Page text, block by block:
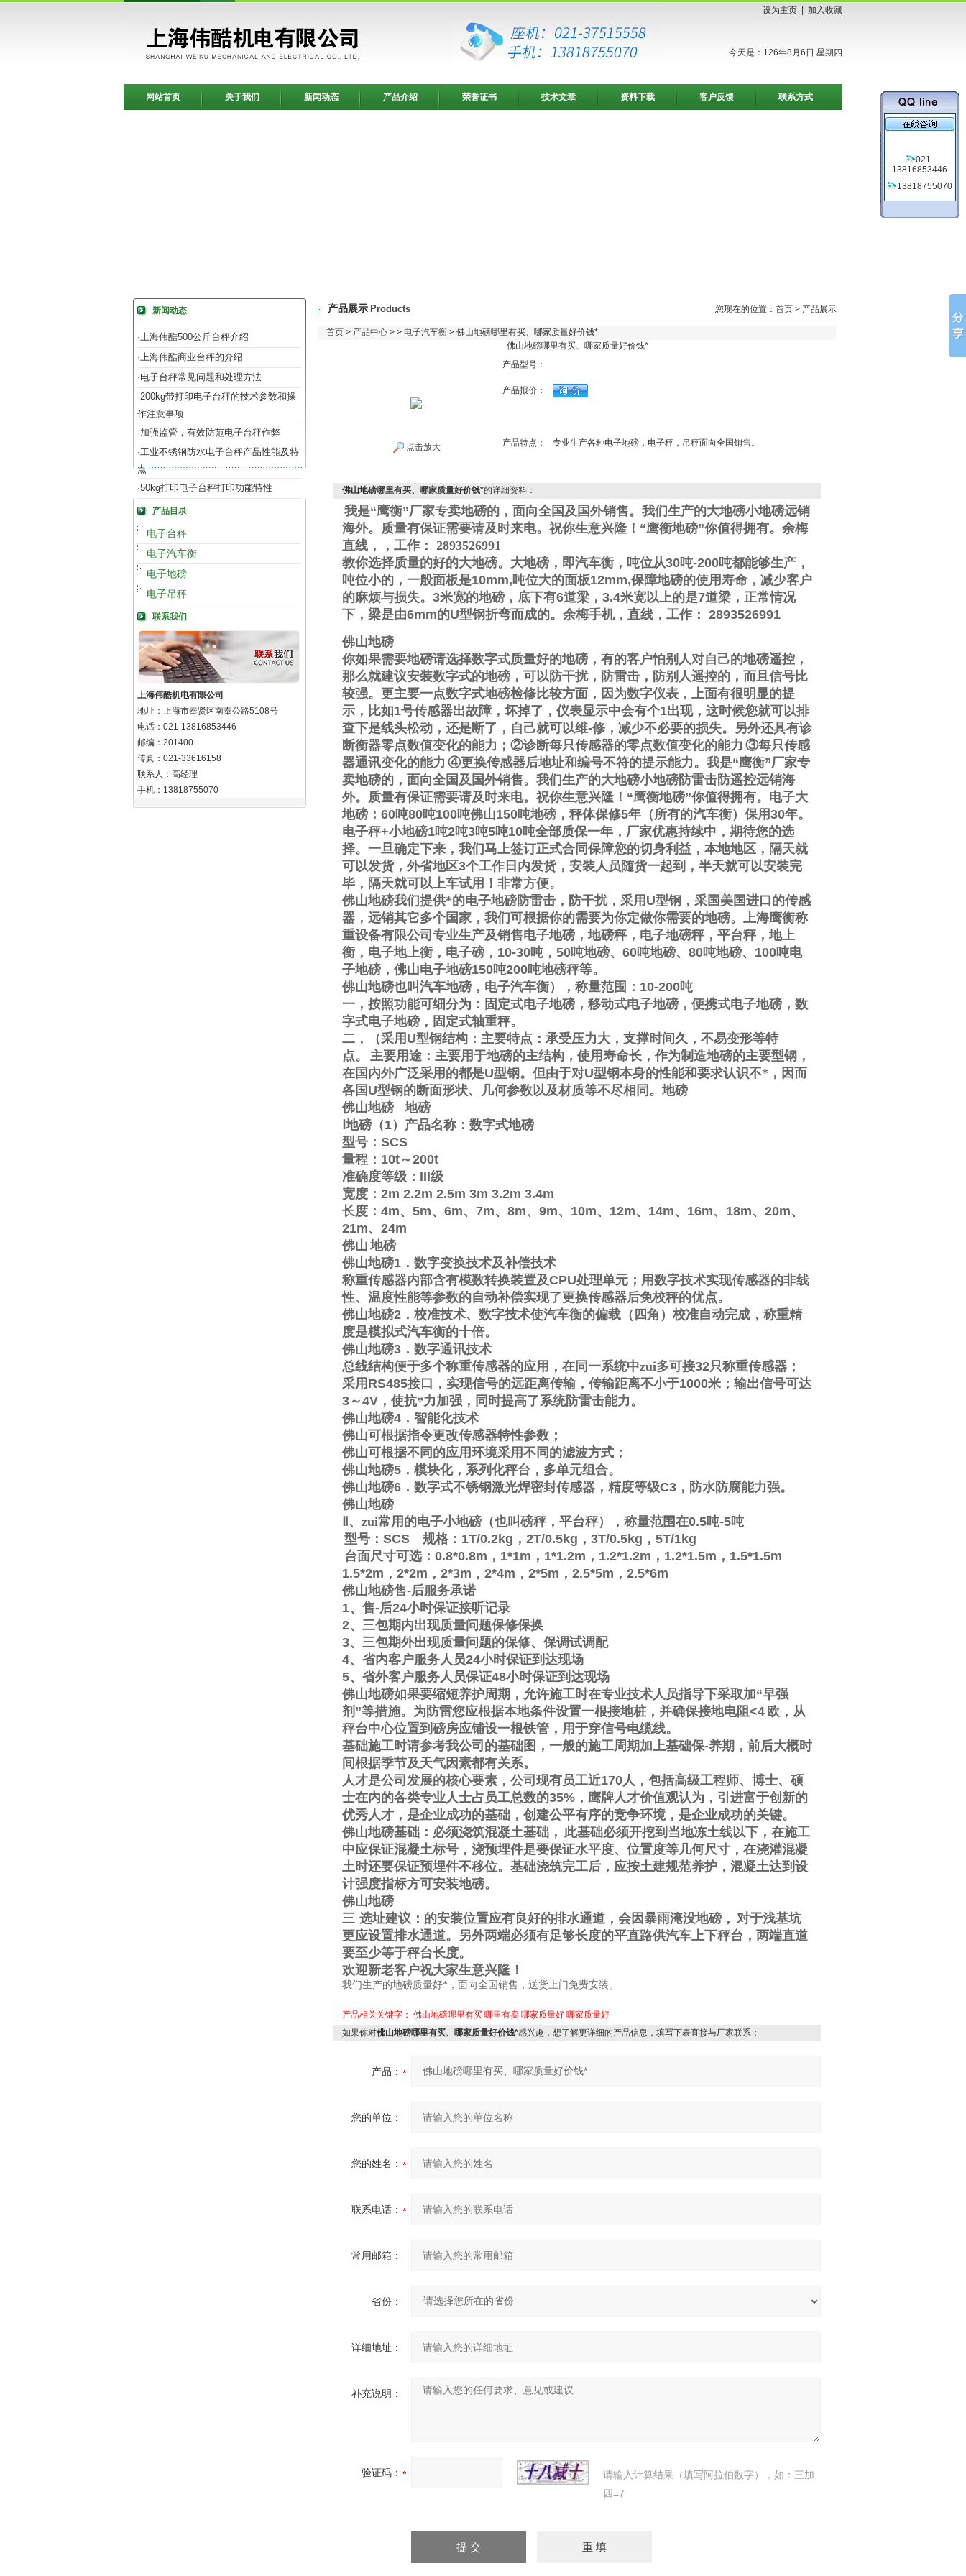
设为主页 加入收藏
今天是：126年8月6日 星期四
网站首页 关于我们 新闻动态 产品介绍 荣誉证书 技术文章 资料下载 客户反馈 联系方式
新闻动态
·上海伟酷500公斤台秤介绍
·上海伟酷商业台秤的介绍
·电子台秤常见问题和处理方法
·200kg带打印电子台秤的技术参数和操
作注意事项
·加强监管，有效防范电子台秤作弊
·工业不锈钢防水电子台秤产品性能及特
点
·50kg打印电子台秤打印功能特性
产品目录
电子台秤
电子汽车衡
电子地磅
电子吊秤
联系我们
上海伟酷机电有限公司
地址：上海市奉贤区南奉公路5108号
电话：021-13816853446
邮编：201400
传真：021-33616158
联系人：高经理
手机：13818755070
产品展示 Products 您现在的位置： 首页 > 产品展示
首页 > 产品中心 > > 电子汽车衡 > 佛山地磅哪里有买、哪家质量好价钱*
佛山地磅哪里有买、哪家质量好价钱*
点击放大
产品型号：
产品报价：
产品特点： 专业生产各种电子地磅，电子秤，吊秤面向全国销售。
佛山地磅哪里有买、哪家质量好价钱*的详细资料：
我是“鹰衡”厂家专卖地磅的，面向全国及国外销售。我们生产的大地磅小地磅远销
海外。质量有保证需要请及时来电。祝你生意兴隆！“鹰衡地磅”你值得拥有。 余梅
直线 ， ，工作 ： 2893526991
教你选择质量的好的大地磅。大地磅，即汽车衡，吨位从30吨-200吨都能够生产，
吨位小的，一般面板是10mm,吨位大的面板12mm,保障地磅的使用寿命，减少客户
的麻烦与损失。 3米宽的地磅，底下有6道梁， 3.4米宽以上的是7道梁，正常情况
下，梁是由6mm的U型钢折弯而成的。 余梅手机，直线 ，工作 ： 2893526991
佛山地磅
你如果需要地磅请选择数字式质量好的地磅，有的客户怕别人对自己的地磅遥控，
那么就建议安装数字式的地磅，可以防干扰，防雷击，防别人遥控的，而且信号比
较强。更主要一点数字式地磅检修比较方面，因为数字仪表，上面有很明显的提
示，比如1号传感器出故障，坏掉了，仪表显示中会有个1出现，这时候您就可以排
查下是线头松动，还是断了，自己就可以维-修，减少不必要的损失。另外还具有诊
断衡器零点数值变化的能力； ②诊断每只传感器的零点数值变化的能力 ③每只传感
器通讯变化的能力 ④更换传感器后地址和编号不符的提示能力。我是“鹰衡”厂家专
卖地磅的，面向全国及国外销售。我们生产的大地磅小地磅防雷击防遥控远销海
外。质量有保证需要请及时来电。祝你生意兴隆！ “鹰衡地磅”你值得拥有。电子大
地磅： 60吨80吨100吨佛山150吨地磅，秤体保修5年（所有的汽车衡）保用30年。
电子秤+小地磅1吨2吨3吨5吨10吨全部质保一年，厂家优惠持续中，期待您的选
择。一旦确定下来，我们马上签订正式合同保障您的切身利益，本地地区，隔天就
可以发货，外省地区3个工作日内发货，安装人员随货一起到，半天就可以安装完
毕，隔天就可以上车试用！非常方便。
佛山地磅我们提供*的电子地磅防雷击，防干扰，采用 U型钢，采国美国进口的传感
器，远销其它多个国家，我们可根据你的需要为你定做你需要的地磅。上海鹰衡称
重设备有限公司专业生产及销售电子地磅，地磅秤，电子地磅秤，平台秤，地上
衡，电子地上衡，电子磅， 10-30吨， 50吨地磅、 60吨地磅、 80吨地磅、 100吨电
子地磅，佛山电子地磅150吨200吨地磅秤等。
佛山地磅也叫汽车地磅，电子汽车衡），称量范围： 10-200吨
一，按照功能可细分为：固定式电子地磅，移动式电子地磅，便携式电子地磅，数
字式电子地磅，固定式轴重秤。
二，（采用 U型钢结构：主要特点：承受压力大，支撑时间久，不易变形等特
点。
主要用途：主要用于地磅的主结构，使用寿命长，作为制造地磅的主要型钢，
在国内外广泛采用的都是U型钢。但由于对U型钢本身的性能和要求认识不*，因而
各国 U型钢的断面形状、几何参数以及材质等不尽相同。地磅
佛山地磅
地磅
地磅（1）产品名称：数字式地磅
型号： SCS
量程： 10t～200t
准确度等级： III级
宽度： 2m 2.2m 2.5m 3m 3.2m 3.4m
长度： 4m、 5m、 6m、 7m、 8m、 9m、 10m、 12m、 14m、 16m、 18m、 20m、
21m、 24m
佛山 地磅
佛山地磅1 ．数字变换技术及补偿技术
称重传感器内部含有模数转换装置及CPU处理单元；用数字技术实现传感器的非线
性、温度性能等参数的自动补偿实现了更换传感器后免校秤的优点。
佛山地磅2 ．校准技术、数字技术使汽车衡的偏载（四角）校准自动完成，称重精
度是模拟式汽车衡的十倍。
佛山地磅3 ．数字通讯技术
总线结构便于多个称重传感器的应用，在同一系统中zui多可接32只称重传感器；
采用 RS485接口，实现信号的远距离传输，传输距离不小于1000米；输出信号可达
3～4V ，使抗*力加强，同时提高了系统防雷击能力。
佛山地磅4 ．智能化技术
佛山可根据指令更改传感器特性参数；
佛山可根据不同的应用环境采用不同的滤波方式；
佛山地磅5 ．模块化，系列化秤台，多单元组合。
佛山地磅6 ．数字式不锈钢激光焊密封传感器，精度等级C3 ，防水防腐能力强。
佛山地磅
、zui常用的电子小地磅（也叫磅秤，平台秤），称量范围在0.5吨-5吨
型号： SCS 规格： 1T/0.2kg ， 2T/0.5kg ， 3T/0.5kg ， 5T/1kg
台面尺寸可选： 0.8*0.8m ， 1*1m ， 1*1.2m ， 1.2*1.2m ， 1.2*1.5m ， 1.5*1.5m
1.5*2m ， 2*2m ， 2*3m ， 2*4m ， 2*5m ， 2.5*5m ， 2.5*6m
佛山地磅售-后服务承诺
1、售-后24小时保证接听记录
2、三包期内出现质量问题保修保换
3、三包期外出现质量问题的保修、保调试调配
4、省内客户服务人员24小时保证到达现场
5、省外客户服务人员保证48小时保证到达现场
佛山地磅如果要缩短养护周期，允许施工时在专业技术人员指导下采取加“早强
剂 ”等措施。为防雷您应根据本地条件设置一根接地桩，并确保接地电阻<4 欧，从
秤台中心位置到磅房应铺设一根铁管，用于穿信号电缆线。
基础施工时请参考我公司的基础图，一般的施工周期加上基础保-养期，前后大概时
间根据季节及天气因素都有关系。
人才是公司发展的核心要素，公司现有员工近170人，包括高级工程师、博士、硕
士在内的各类专业人士占员工总数的35% ，鹰牌人才价值观认为，引进富于创新的
优秀人才，是企业成功的基础，创建公平有序的竞争环境，是企业成功的关键。
佛山地磅基础：必须浇筑混凝土基础， 此基础必须开挖到当地冻土线以下，在施工
中应保证混凝土标号，浇预埋件是要保证水平度、位置度等几何尺寸，在浇灌混凝
土时还要保证预埋件不移位。基础浇筑完工后，应按土建规范养护，混凝土达到设
计强度指标方可安装地磅。
佛山地磅
三 选址建议：的安装位置应有良好的排水通道，会因暴雨淹没地磅， 对于浅基坑
更应设置排水通道。另外两端必须有足够长度的平直路供汽车上下秤台，两端直道
要至少等于秤台长度。
欢迎新老客户祝大家生意兴隆！
我们生产的地磅质量好*，面向全国销售，送货上门免费安装。
产品相关关键字： 佛山地磅哪里有买 哪里有卖 哪家质量好 哪家质量好
如果你对佛山地磅哪里有买、哪家质量好价钱*感兴趣，想了解更详细的产品信息，填写下表直接与厂家联系：
产品：
您的单位：
您的姓名：
联系电话：
常用邮箱：
省份：
详细地址：
补充说明：
验证码：
请输入计算结果（填写阿拉伯数字），如：三加
四=7
021-
13816853446
13818755070